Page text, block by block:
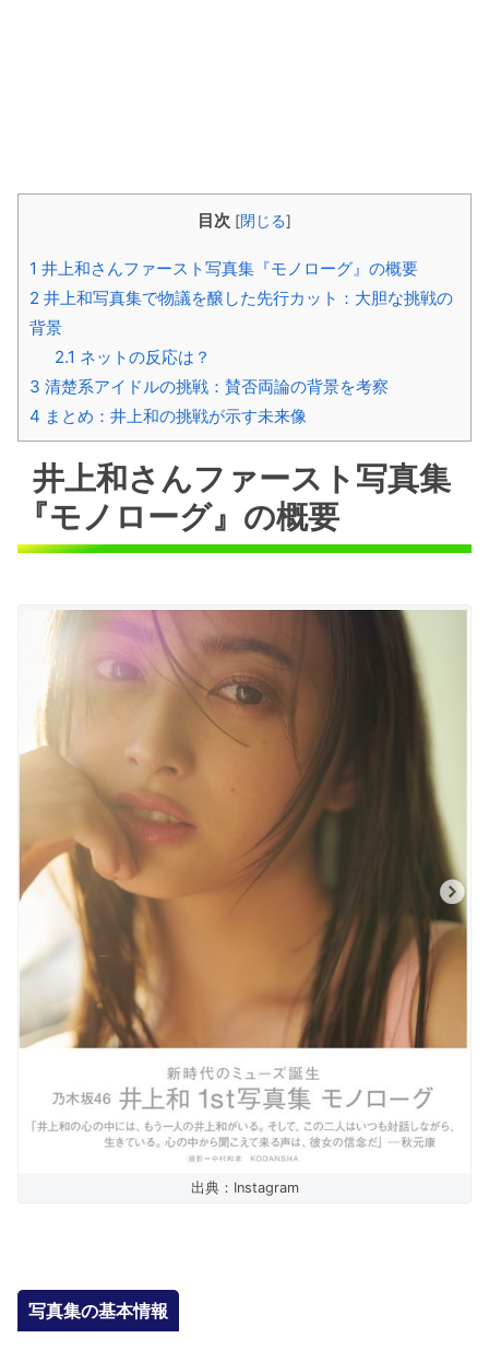
目次 [閉じる]
1 井上和さんファースト写真集『モノローグ』の概要
2 井上和写真集で物議を醸した先行カット：大胆な挑戦の
背景
2.1 ネットの反応は？
3 清楚系アイドルの挑戦：賛否両論の背景を考察
4 まとめ：井上和の挑戦が示す未来像
井上和さんファースト写真集
『モノローグ』の概要
出典：Instagram
写真集の基本情報